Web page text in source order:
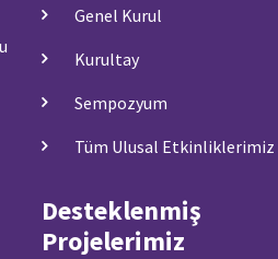
Genel Kurul
Kurultay
Sempozyum
Tüm Ulusal Etkinliklerimiz
Desteklenmiş
Projelerimiz